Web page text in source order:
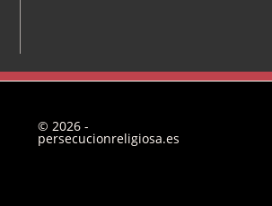
© 2026 -
persecucionreligiosa.es